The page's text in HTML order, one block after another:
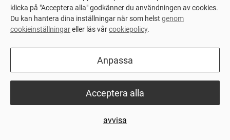
klicka på "Acceptera alla" godkänner du användningen av cookies.
Du kan hantera dina inställningar när som helst genom
cookieinställningareller läs vårcookiepolicy.
Anpassa
avvisa
Acceptera alla